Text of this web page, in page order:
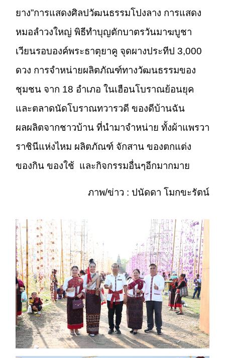
ยาง”การแสดงศิลปวัฒนธรรมโปงลาง การแสดง
หมอลำวงใหญ่ พิธีทำบุญตักบาตรวันมาฆบูชา
เวียนรอบองค์พระธาตุยาคู จุดผางประทีป 3,000
ดวง การจำหน่ายผลิตภัณฑ์ทางวัฒนธรรมของ
ชุมชน จาก 18 อำเภอ ในเฮือนโบราณย้อนยุค
และตลาดนัดโบราณทวารวดี ของดีบ้านฉัน
ผลผลิตจากชาวบ้าน ที่นำมาจำหน่าย ทั้งผ้าแพรวา
ราชินีแห่งไหม ผลิตภัณฑ์ จักสาน ของตกแต่ง
ของกิน ของใช้ และกิจกรรมอื่นๆอีกมากมาย
ภาพ/ข่าว : ปนัดดา โมกขะรัตน์